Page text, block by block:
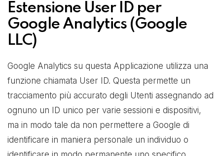
Estensione User ID per
Google Analytics (Google
LLC)
Google Analytics su questa Applicazione utilizza una
funzione chiamata User ID. Questa permette un
tracciamento più accurato degli Utenti assegnando ad
ognuno un ID unico per varie sessioni e dispositivi,
ma in modo tale da non permettere a Google di
identificare in maniera personale un individuo o